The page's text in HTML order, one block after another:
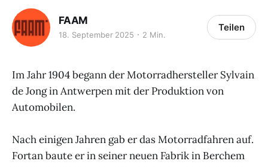
FAAM
18. September 2025 2 Min.
Teilen
Im Jahr 1904 begann der Motorradhersteller Sylvain
de Jong in Antwerpen mit der Produktion von
Automobilen.
Nach einigen Jahren gab er das Motorradfahren auf.
Fortan baute er in seiner neuen Fabrik in Berchem